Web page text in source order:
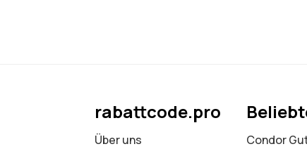
rabattcode.pro
Über uns
Condor